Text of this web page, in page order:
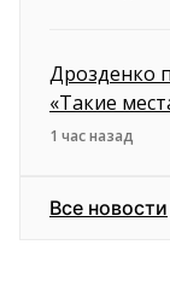
Дрозденко
«Такие
1 час назад
Все новости